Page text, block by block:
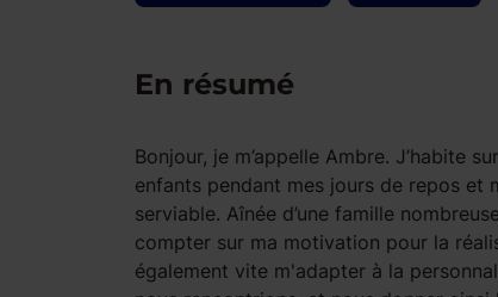
En résumé
Bonjour, je m’appelle Ambre. J’habite
enfants pendant mes jours de repos et
serviable. Aînée d’une famille
compter sur ma motivation pour la
également vite m'adapter à la